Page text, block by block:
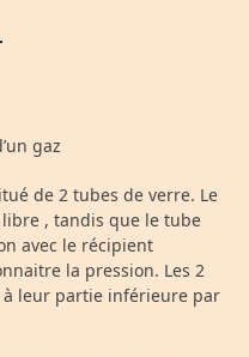
gaz
de 2 tubes de verre. Le
libre , tandis que le tube
avec le récipient
la pression. Les 2
leur partie inférieure par